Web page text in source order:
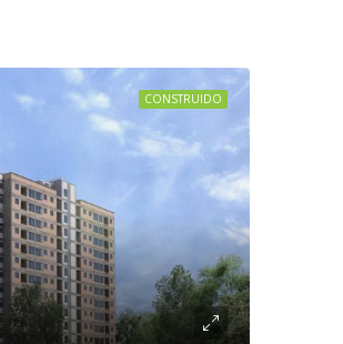
CONSTRUIDO